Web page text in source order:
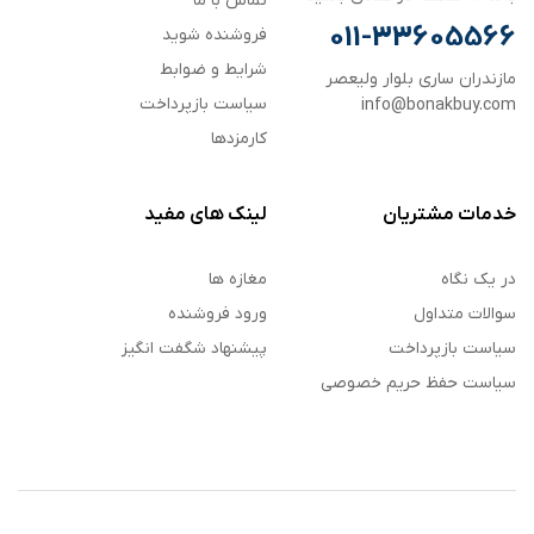
011-33605566
مازندران ساری بلوار ولیعصر
info@bonakbuy.com
فروشنده شوید
شرایط و ضوابط
سیاست بازپرداخت
کارمزدها
خدمات مشتریان
در یک نگاه
سوالات متداول
سیاست بازپرداخت
سیاست حفظ حریم خصوصی
لینک های مفید
مغازه ها
ورود فروشنده
پیشنهاد شگفت انگیز